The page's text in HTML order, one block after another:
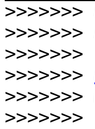
>>>>>>>
>>>>>>>
>>>>>>>
>>>>>>>
>>>>>>>
>>>>>>>